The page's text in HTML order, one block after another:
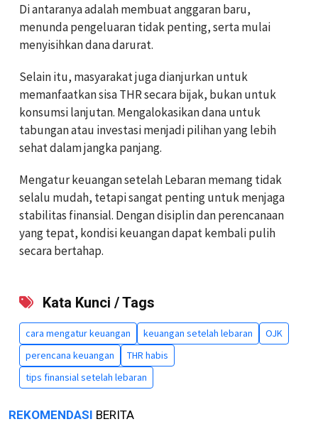
Di antaranya adalah membuat anggaran baru,
menunda pengeluaran tidak penting, serta mulai
menyisihkan dana darurat.
Selain itu, masyarakat juga dianjurkan untuk
memanfaatkan sisa THR secara bijak, bukan untuk
konsumsi lanjutan. Mengalokasikan dana untuk
tabungan atau investasi menjadi pilihan yang lebih
sehat dalam jangka panjang.
Mengatur keuangan setelah Lebaran memang tidak
selalu mudah, tetapi sangat penting untuk menjaga
stabilitas finansial. Dengan disiplin dan perencanaan
yang tepat, kondisi keuangan dapat kembali pulih
secara bertahap.
Kata Kunci / Tags
cara mengatur keuangan keuangan setelah lebaran
OJK
perencana keuangan
THR habis
tips finansial setelah lebaran
REKOMENDASI BERITA